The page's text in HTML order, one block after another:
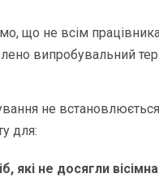
що не всім
випробувальний
не
для:
які не досягли